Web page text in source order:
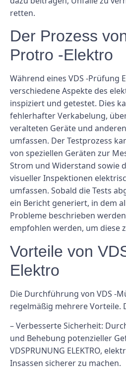
retten.
Der Prozess
Protro -Elektro
Während eines VDS -Prüfung
verschiedene Aspekte des
inspiziert und getestet. Dies
fehlerhafter Verkabelung,
veralteten Geräte und
umfassen. Der Testprozess
von speziellen Geräten zur
Strom und Widerstand sowie
visueller Inspektionen
umfassen. Sobald die Tests
ein Bericht generiert, in dem
Probleme beschrieben
empfohlen werden, um diese
Vorteile von
Elektro
Die Durchführung von VDS -
regelmäßig mehrere Vorteile.
– Verbesserte Sicherheit:
und Behebung potenzieller
VDSPRUNUNG ELEKTRO,
Insassen sicherer zu machen.